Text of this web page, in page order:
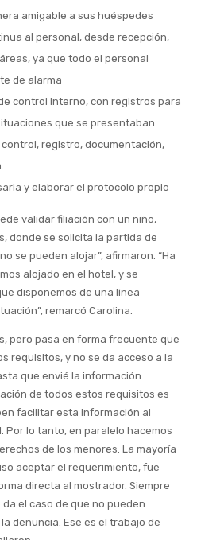
amigable a sus huéspedes
al personal, desde recepción,
ya que todo el personal
de alarma
control interno, con registros para
que se presentaban
registro, documentación,
y elaborar el protocolo propio
validar filiación con un niño,
donde se solicita la partida de
se pueden alojar”, afirmaron. “Ha
alojado en el hotel, y se
disponemos de una línea
remarcó Carolina.
pero pasa en forma frecuente que
requisitos, y no se da acceso a la
que envié la información
de todos estos requisitos es
facilitar esta información al
Por lo tanto, en paralelo hacemos
de los menores. La mayoría
aceptar el requerimiento, fue
directa al mostrador. Siempre
el caso de que no pueden
denuncia. Ese es el trabajo de